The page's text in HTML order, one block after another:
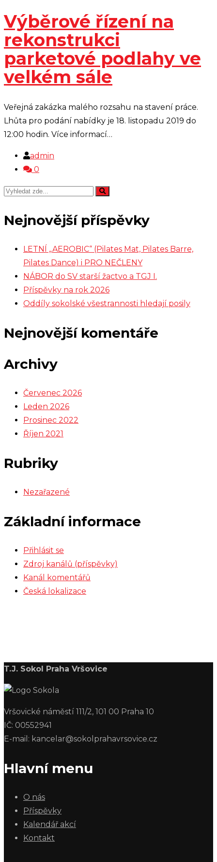
Výběrové řízení na
rekonstrukci
parketové podlahy ve
velkém sále
Veřejná zakázka malého rozsahu na stavení práce.
Lhůta pro podání nabídky je 18. listopadu 2019 do
12:00 hodin. Více informací…
admin
0
Nejnovější příspěvky
LETNÍ „AEROBIC“ (Pilates Mat, Pilates Barre,
Pilates Dance) i PRO NEČLENY
NÁBOR do SV starší žactvo a TGJ I.
Příspěvky na rok 2026
Oddíly sokolské všestrannosti hledají posily
Nejnovější komentáře
Archivy
Červenec 2026
Leden 2026
Prosinec 2022
Říjen 2021
Rubriky
Nezařazené
Základní informace
Přihlásit se
Zdroj kanálů (příspěvky)
Kanál komentářů
Česká lokalizace
T.J. Sokol Praha Vršovice
Vršovické náměstí 111/2, 101 00 Praha 10
IČ: 00552941
E-mail: kancelar@sokolprahavrsovice.cz
Hlavní menu
O nás
Příspěvky
Kalendář akcí
Kontakt